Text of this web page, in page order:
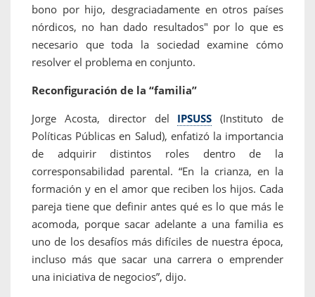
bono por hijo, desgraciadamente en otros países
nórdicos, no han dado resultados" por lo que es
necesario que toda la sociedad examine cómo
resolver el problema en conjunto.
Reconfiguración de la “familia”
Jorge Acosta, director del IPSUSS (Instituto de
Políticas Públicas en Salud), enfatizó la importancia
de adquirir distintos roles dentro de la
corresponsabilidad parental. “En la crianza, en la
formación y en el amor que reciben los hijos. Cada
pareja tiene que definir antes qué es lo que más le
acomoda, porque sacar adelante a una familia es
uno de los desafíos más difíciles de nuestra época,
incluso más que sacar una carrera o emprender
una iniciativa de negocios”, dijo.